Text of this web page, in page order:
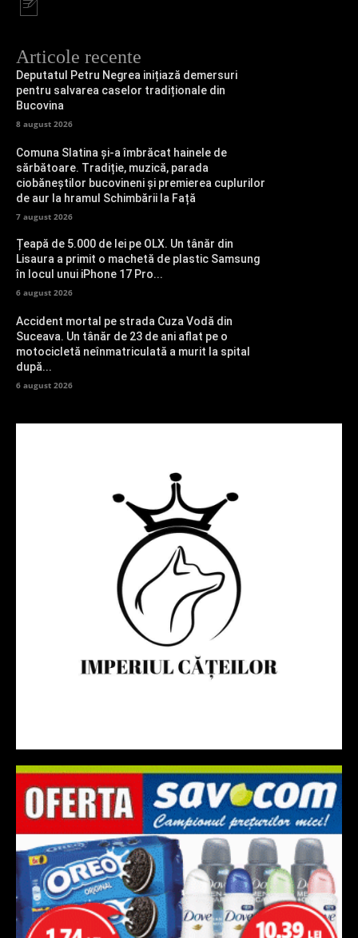
Articole recente
Deputatul Petru Negrea inițiază demersuri
pentru salvarea caselor tradiționale din
Bucovina
8 august 2026
Comuna Slatina și-a îmbrăcat hainele de
sărbătoare. Tradiție, muzică, parada
ciobăneștilor bucovineni și premierea cuplurilor
de aur la hramul Schimbării la Față
7 august 2026
Țeapă de 5.000 de lei pe OLX. Un tânăr din
Lisaura a primit o machetă de plastic Samsung
în locul unui iPhone 17 Pro...
6 august 2026
Accident mortal pe strada Cuza Vodă din
Suceava. Un tânăr de 23 de ani aflat pe o
motocicletă neînmatriculată a murit la spital
după...
6 august 2026